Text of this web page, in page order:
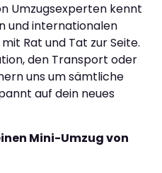
Umzugsexperten kennt
und internationalen
Rat und Tat zur Seite.
den Transport oder
uns um sämtliche
auf dein neues
Mini-Umzug von